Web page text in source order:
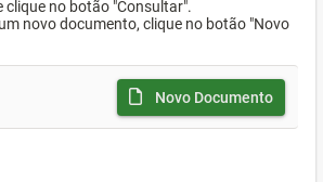
clique no botão "Consultar".
novo documento, clique no botão "Novo
Novo Documento